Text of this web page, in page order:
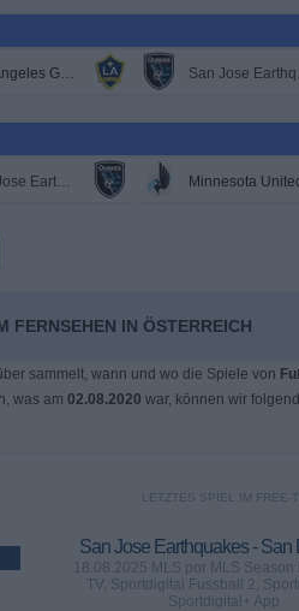
Los Angeles Galaxy
San Jose Earthquakes Minnesota
FERNSEHEN IN ÖSTERREICH
sammelt, wann und wo die Spiele von
was am 02.08.2020 war, können wir
LETZTES SPIEL IM FREE-
San Jose Earthquakes - San
18.08.2025 MLS por MLS Season
TV, Sportdigital Fussball 2,
Sportdigital+ App